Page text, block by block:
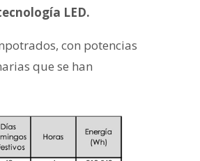
LED.
con potencias
que se han